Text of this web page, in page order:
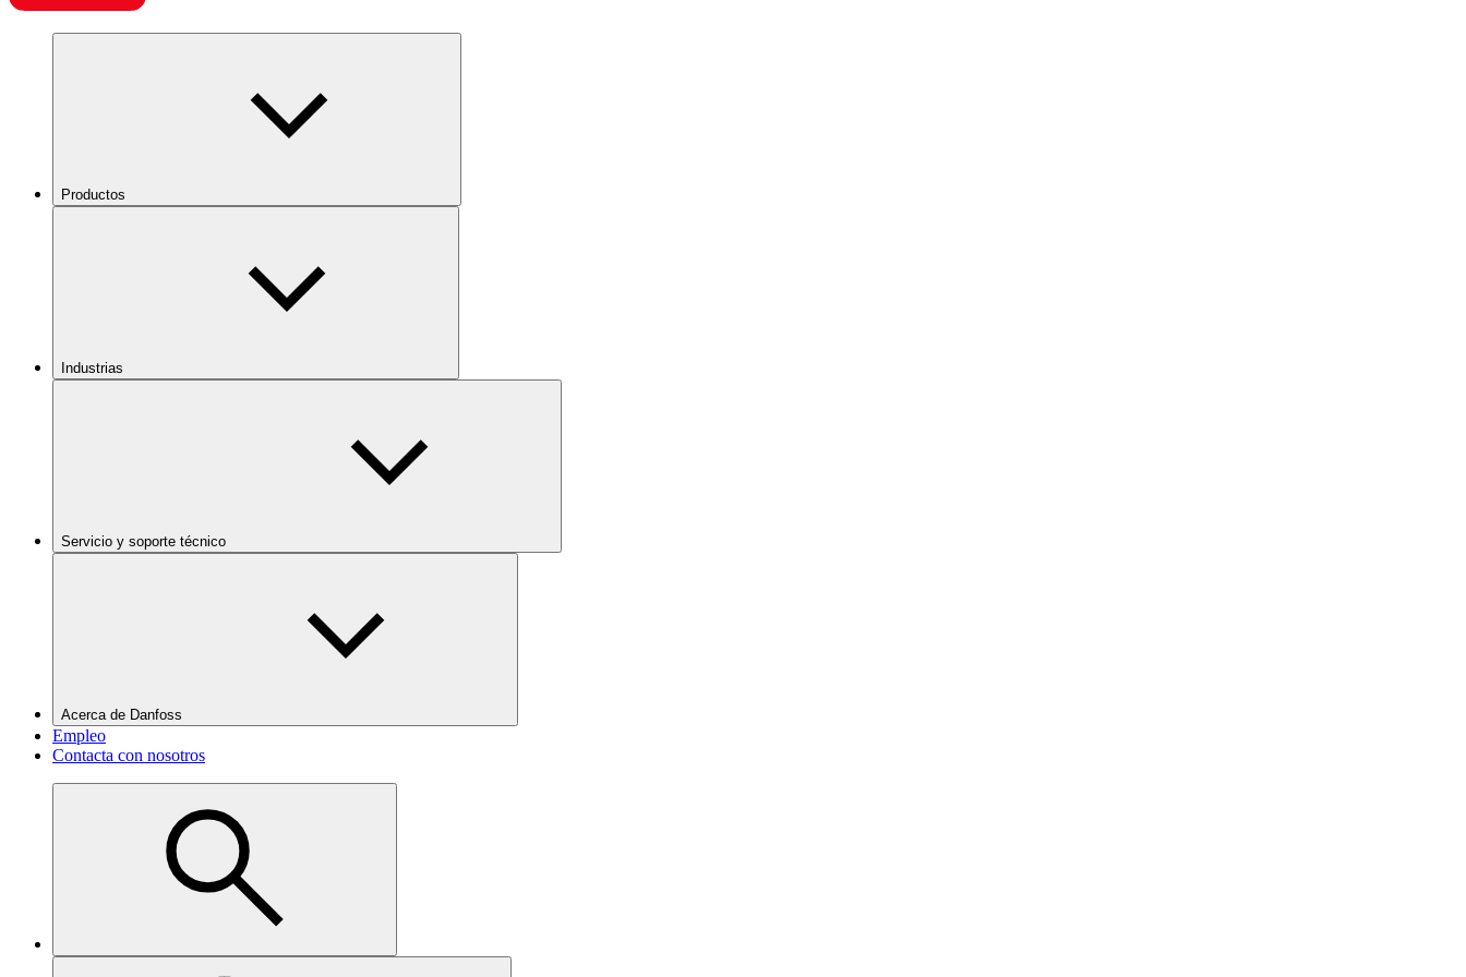
Productos
Industrias
Servicio y soporte técnico
Acerca de Danfoss
Empleo
Contacta con nosotros